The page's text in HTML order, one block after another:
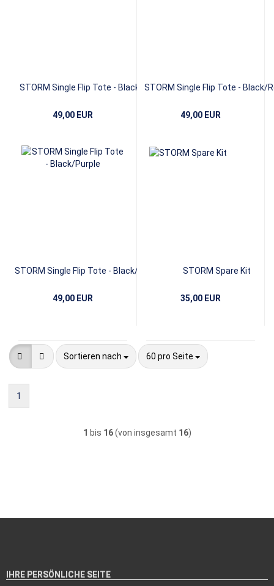
STORM Single Flip Tote - Black/Red
49,00 EUR
STORM Single Flip Tote - Black/
49,00 EUR
STORM Single Flip Tote - Black/Purple
49,00 EUR
STORM Spare Kit
35,00 EUR
Sortieren nach
Sortieren nach 60 pro Seite
pro Seite
1
1 bis 16(von insgesamt 16)
IHRE PERSÖNLICHE SEITE